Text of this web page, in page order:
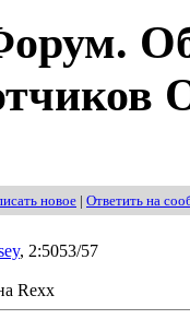
новое | Ответить на
, 2:5053/57
Rexx